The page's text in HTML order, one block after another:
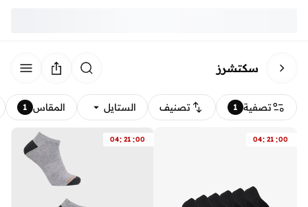
سكتشرز
تصفية 1 تصنيف الستايل المقاس 1
04: 21 :00
04: 21 :00